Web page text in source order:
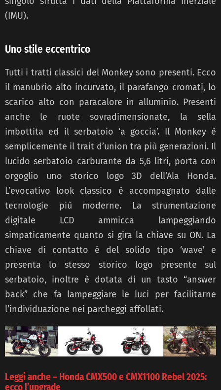
(IMU).
Uno stile eccentrico
Tutti i tratti classici del Monkey sono presenti. Ecco
il manubrio alto incurvato, il parafango cromati, lo
scarico alto con paracalore in alluminio. Presenti
anche le ruote sovradimensionate, la sella
imbottita ed il serbatoio ‘a goccia’. Il Monkey è
semplicemente il trait d’union tra più generazioni. Il
lucido serbatoio carburante da 5,6 litri, porta con
orgoglio uno storico logo 3D dell’Ala Honda.
L’evocativo look classico è accompagnato dalle
tecnologie più moderne. La strumentazione
digitale LCD ammicca lampeggiando
simpaticamente quanto si gira la chiave su ON. La
chiave di contatto è del solido tipo ‘wave’ e
presenta lo stesso storico logo presente sul
serbatoio, inoltre è dotata di un tasto “answer
back” che fa lampeggiare le luci per facilitarne
l’individuazione nei parcheggi affollati.
Leggi anche – Honda CMX500 e CMX1100 Rebel 2025:
ecco l’upgrade